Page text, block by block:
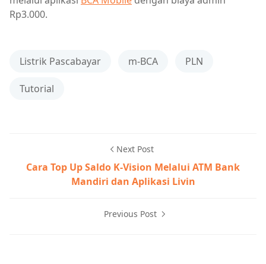
Rp3.000.
Listrik Pascabayar m-BCA PLN
Tutorial
Next Post
Cara Top Up Saldo K-Vision Melalui ATM Bank
Mandiri dan Aplikasi Livin
Previous Post